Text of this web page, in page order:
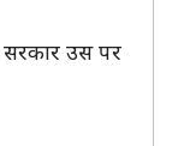
उस पर